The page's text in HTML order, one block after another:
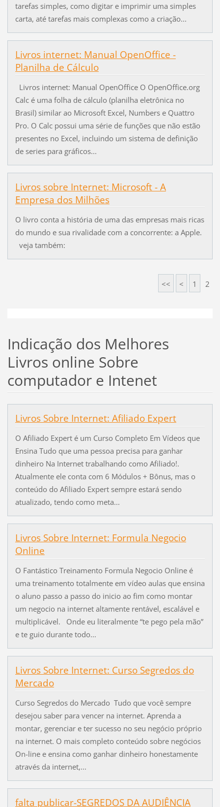
tarefas simples, como digitar e imprimir uma simples
carta, até tarefas mais complexas como a criação...
Livros internet: Manual OpenOffice -
Planilha de Cálculo
Livros internet: Manual OpenOffice O OpenOffice.org
Calc é uma folha de cálculo (planilha eletrônica no
Brasil) similar ao Microsoft Excel, Numbers e Quattro
Pro. O Calc possui uma série de funções que não estão
presentes no Excel, incluindo um sistema de definição
de series para gráficos...
Livros sobre Internet: Microsoft - A
Empresa dos Milhões
O livro conta a história de uma das empresas mais ricas
do mundo e sua rivalidade com a concorrente: a Apple.
veja também:
<< < 1 2
Indicação dos Melhores
Livros online Sobre
computador e Intenet
Livros Sobre Internet: Afiliado Expert
O Afiliado Expert é um Curso Completo Em Vídeos que
Ensina Tudo que uma pessoa precisa para ganhar
dinheiro Na Internet trabalhando como Afiliado!.
Atualmente ele conta com 6 Módulos + Bônus, mas o
conteúdo do Afiliado Expert sempre estará sendo
atualizado, tendo como meta...
Livros Sobre Internet: Formula Negocio
Online
O Fantástico Treinamento Formula Negocio Online é
uma treinamento totalmente em vídeo aulas que ensina
o aluno passo a passo do inicio ao fim como montar
um negocio na internet altamente rentável, escalável e
multiplicável. Onde eu literalmente “te pego pela mão”
e te guio durante todo...
Livros Sobre Internet: Curso Segredos do
Mercado
Curso Segredos do Mercado Tudo que você sempre
desejou saber para vencer na internet. Aprenda a
montar, gerenciar e ter sucesso no seu negócio próprio
na internet. O mais completo conteúdo sobre negócios
On-line e ensina como ganhar dinheiro honestamente
através da internet,...
falta publicar-SEGREDOS DA AUDIÊNCIA